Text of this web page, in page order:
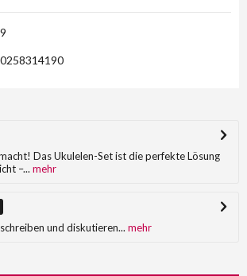
Das Ukulelen-Set ist die perfekte Lösung
–... mehr
und diskutieren... mehr